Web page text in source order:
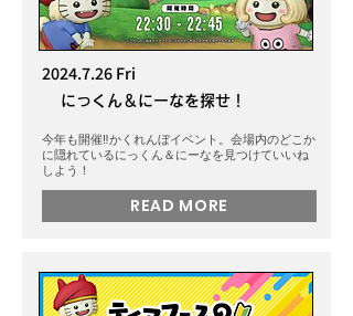
2024.7.26Fri
にっくん＆にーなを探せ！
今年も開催‼️かくれんぼイベント。会場内のどこか
に隠れているにっくん＆にーなを見つけていいね
しよう！
READ MORE